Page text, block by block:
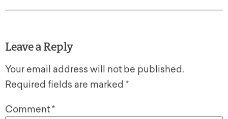
Leave a Reply
Your email address will not be published.
Required fields are marked *
Comment*